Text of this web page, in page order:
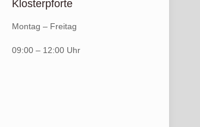
Klosterpforte
Montag – Freitag
09:00 – 12:00 Uhr